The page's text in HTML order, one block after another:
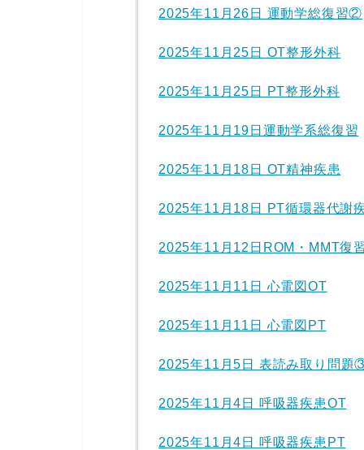
2025年11月26日 運動学総復習②
2025年11月25日 OT整形外科
2025年11月25日 PT整形外科
2025年11月19日運動学系総復習
2025年11月18日 OT精神疾患
2025年11月18日 PT循環器代謝
2025年11月12日ROM・MMT復
2025年11月11日 心電図OT
2025年11月11日 心電図PT
2025年11月5日 表読み取り問題
2025年11月4日 呼吸器疾患OT
2025年11月4日 呼吸器疾患PT